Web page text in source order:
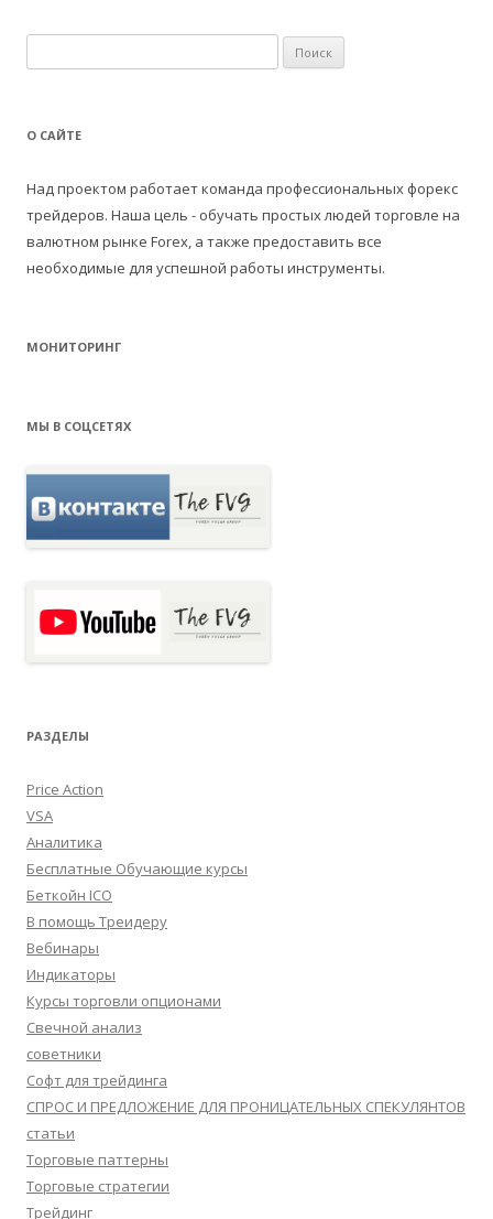
а
т
:
О САЙТЕ
Над проектом работает команда профессиональных форекс
трейдеров. Наша цель - обучать простых людей торговле на
валютном рынке Forex, а также предоставить все
необходимые для успешной работы инструменты.
МОНИТОРИНГ
МЫ В СОЦСЕТЯХ
РАЗДЕЛЫ
Price Action
VSA
Аналитика
Бесплатные Обучающие курсы
Беткойн ICO
В помощь Треидеру
Вебинары
Индикаторы
Курсы торговли опционами
Свечной анализ
советники
Софт для трейдинга
СПРОС И ПРЕДЛОЖЕНИЕ ДЛЯ ПРОНИЦАТЕЛЬНЫХ СПЕКУЛЯНТОВ
статьи
Торговые паттерны
Торговые стратегии
Трейдинг